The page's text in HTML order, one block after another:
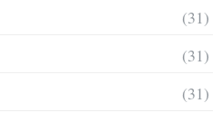
(31)
(31)
(31)